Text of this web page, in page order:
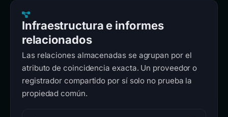
Infraestructura e informes
relacionados
Las relaciones almacenadas se agrupan por el
atributo de coincidencia exacta. Un proveedor o
registrador compartido por sí solo no prueba la
propiedad común.